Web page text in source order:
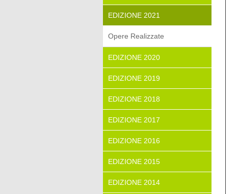
EDIZIONE 2021
Opere Realizzate
EDIZIONE 2020
EDIZIONE 2019
EDIZIONE 2018
EDIZIONE 2017
EDIZIONE 2016
EDIZIONE 2015
EDIZIONE 2014